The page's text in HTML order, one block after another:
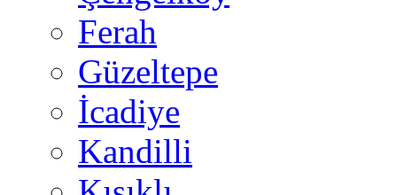
Ferah
Güzeltepe
İcadiye
Kandilli